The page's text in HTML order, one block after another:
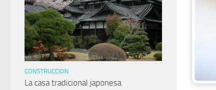
CONSTRUCCION
La casa tradicional japonesa